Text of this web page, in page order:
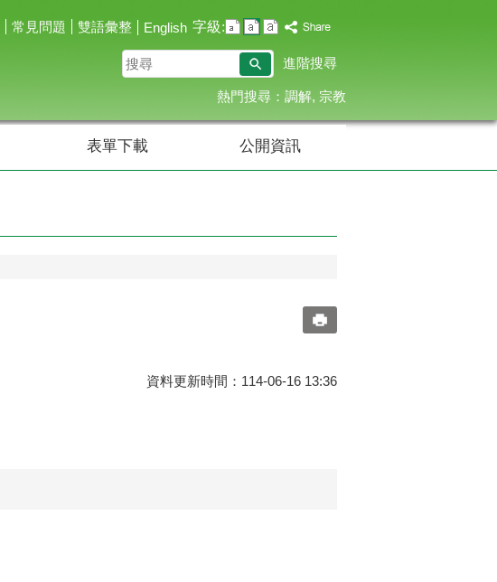
常見問題 雙語彙整 English 字級:
搜
尋
進階搜尋
熱門搜尋： 調解 宗教
表單下載 公開資訊
資料更新時間：114-06-16 13:36